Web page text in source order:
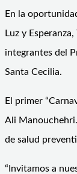
En la
Luz y
integrantes del
Santa Cecilia.
El primer
Ali
de salud
“Invitamos a